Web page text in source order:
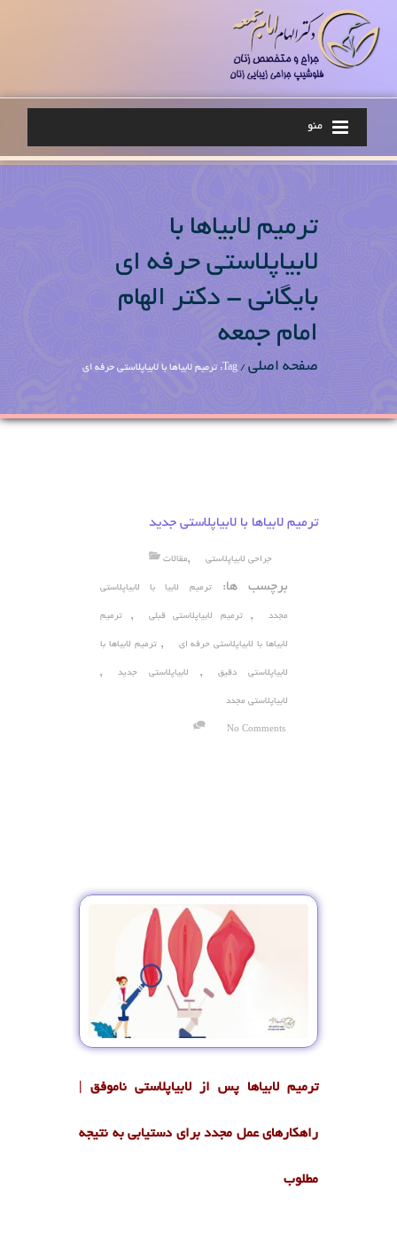
منو
ترمیم لابیاها با
لابیاپلاستی حرفه ای
بایگانی - دکتر الهام
امام جمعه
صفحه اصلی / Tag: ترمیم لابیاها با لابیاپلاستی حرفه ای
ترمیم لابیاها با لابیاپلاستی جدید
جراحی لابیاپلاستی ,مقالات
برچسب ها: ترمیم لابیا با لابیاپلاستی
مجدد ,ترمیم لابیاپلاستی قبلی , ترمیم
لابیاها با لابیاپلاستی حرفه ای ,ترمیم لابیاها با
لابیاپلاستی دقیق , لابیاپلاستی جدید ,
لابیاپلاستی مجدد
No Comments
ترمیم لابیاها پس از لابیاپلاستی ناموفق |
راهکارهای عمل مجدد برای دستیابی به نتیجه
مطلوب